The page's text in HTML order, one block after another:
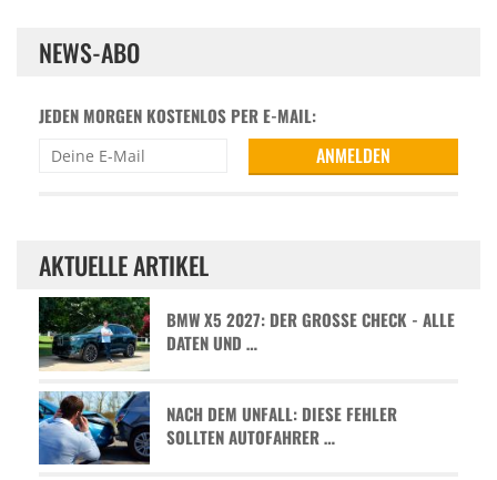
NEWS-ABO
JEDEN MORGEN KOSTENLOS PER E-MAIL:
AKTUELLE ARTIKEL
BMW X5 2027: DER GROSSE CHECK - ALLE D
ATEN UND …
NACH DEM UNFALL: DIESE FEHLER
SOLLTEN AUTOFAHRER …